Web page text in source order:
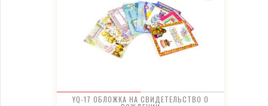
YQ-17 ОБЛОЖКА НА СВИДЕТЕЛЬСТВО О